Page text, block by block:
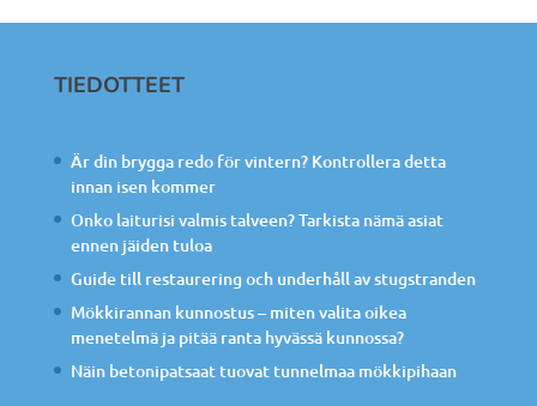
TIEDOTTEET
Är din brygga redo för vintern? Kontrollera detta
innan isen kommer
Onko laiturisi valmis talveen? Tarkista nämä asiat
ennen jäiden tuloa
Guide till restaurering och underhåll av stugstranden
Mökkirannan kunnostus – miten valita oikea
menetelmä ja pitää ranta hyvässä kunnossa?
Näin betonipatsaat tuovat tunnelmaa mökkipihaan